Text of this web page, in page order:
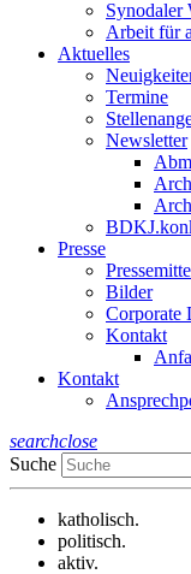
Synodaler
Arbeit für
Aktuelles
Termine
Newsletter
Presse
Bilder
Corporate
Kontakt
Kontakt
searchclose
Suche
katholisch.
politisch.
aktiv.